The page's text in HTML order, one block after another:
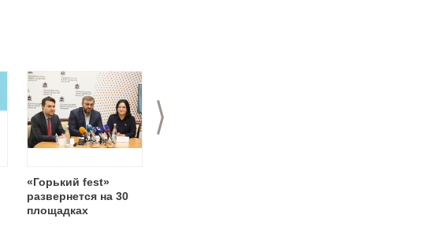
>
«Горький fest»
развернется на 30
площадках